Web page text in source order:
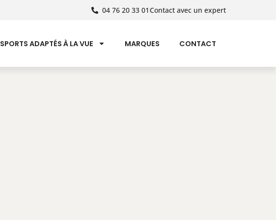
04 76 20 33 01Contact avec un expert
SPORTS ADAPTÉS À LA VUE MARQUES CONTACT